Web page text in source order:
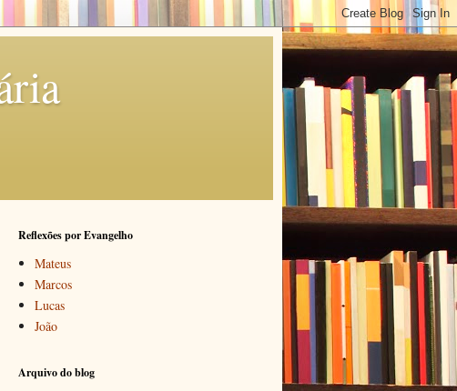
Reflexões por Evangelho
Mateus
Marcos
Lucas
João
Arquivo do blog